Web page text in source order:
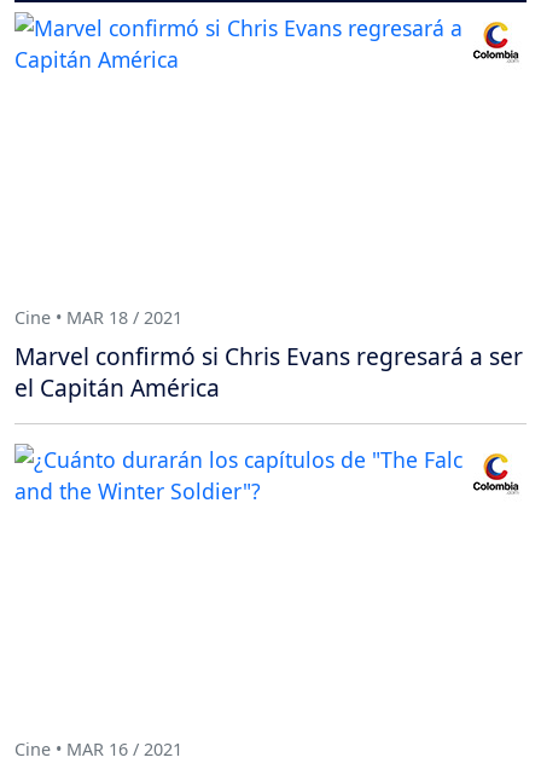
Cine • MAR 18 / 2021
Marvel confirmó si Chris Evans regresará a ser
el Capitán América
Cine • MAR 16 / 2021